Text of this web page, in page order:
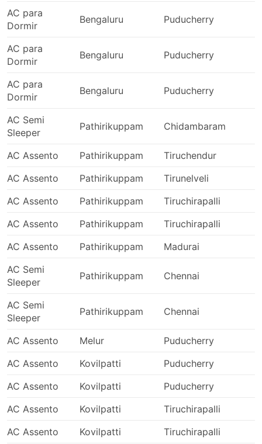
acidentes, obras de construção de estradas,
desvios, etc. Isso se aplica especialmente a
feriados nacionais. Lembre-se disso e não planeje
conexões complicadas.
Viajar em determinadas rotas ou durante os
períodos mais procurados pode exigir reserva
possível chegar à rodoviária e pegar o próximo
ônibus - as passagens podem estar todas
antecipadamente.
AC para
Dormir
Bengaluru Puducherry
AC para
Dormir
Bengaluru Puducherry
AC para
Dormir
Bengaluru Puducherry
AC Semi
Sleeper
Pathirikuppam Chidambaram
AC Assento Pathirikuppam Tiruchendur
AC Assento
Pathirikuppam Tirunelveli
AC Assento
Pathirikuppam Tiruchirapalli
AC Assento
Pathirikuppam Tiruchirapalli
AC Assento
Pathirikuppam Madurai
AC Semi
Sleeper
Pathirikuppam Chennai
AC Semi
Sleeper
Pathirikuppam Chennai
AC Assento Melur Puducherry
AC Assento
Kovilpatti Puducherry
AC Assento
Kovilpatti Puducherry
AC Assento
Kovilpatti Tiruchirapalli
AC Assento
Kovilpatti Tiruchirapalli